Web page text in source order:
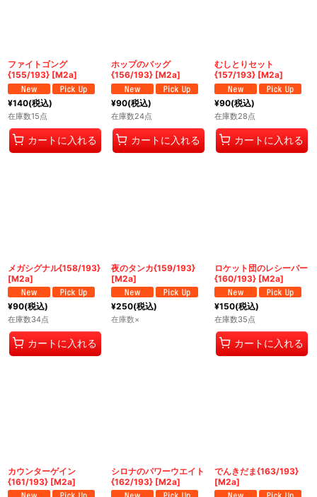
ファイトゴング
{155/193} [M2a]
¥140(税込)
在庫数15点
カートに入れる
ホップのバッグ
{156/193} [M2a]
¥90(税込)
在庫数24点
カートに入れる
むしとりセット
{157/193} [M2a]
¥90(税込)
在庫数28点
カートに入れる
メガシグナル{158/193}
[M2a]
¥90(税込)
在庫数34点
カートに入れる
夜のタンカ{159/193}
[M2a]
¥250(税込)
在庫数×
ロケット団のレシーバー
{160/193} [M2a]
¥150(税込)
在庫数35点
カートに入れる
カウンターゲイン
{161/193} [M2a]
シロナのパワーウエイト
{162/193} [M2a]
でんきだま{163/193}
[M2a]